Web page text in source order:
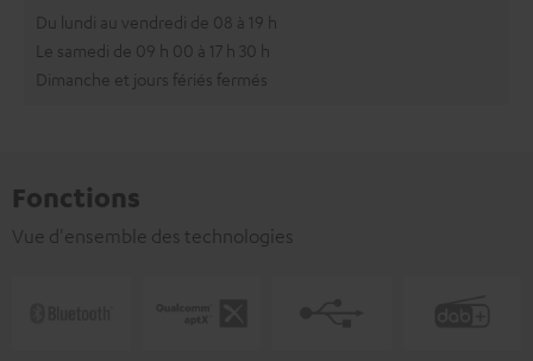
Du lundi au vendredi de 08 à 19 h
Le samedi de 09 h 00 à 17 h 30 h
Dimanche et jours fériés fermés
Fonctions
Vue d'ensemble des technologies